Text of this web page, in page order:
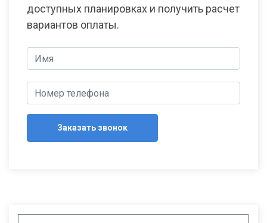
доступных планировках и получить расчет
вариантов оплаты.
Заказать звонок